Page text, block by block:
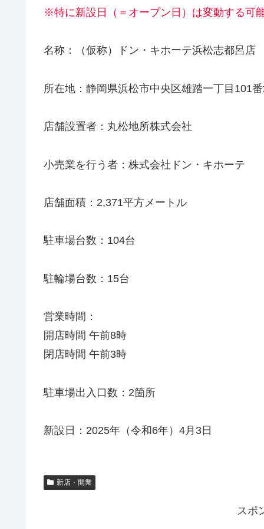
※特に新設日（＝オープン日）は変動する可
名称：（仮称）ドン・キホーテ浜松志都呂店
所在地：静岡県浜松市中央区雄踏一丁目101
店舗設置者：丸松地所株式会社
小売業を行う者：株式会社ドン・キホーテ
店舗面積：2,371平方メートル
駐車場台数：104台
駐輪場台数：15台
営業時間：
開店時間 午前8時
閉店時間 午前3時
駐車場出入口数：2箇所
新設日：2025年（令和6年）4月3日
新店・開業
スポ